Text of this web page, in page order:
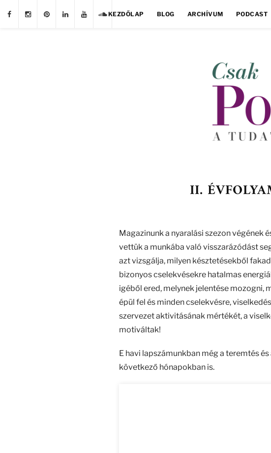
KEZDŐLAP BLOG ARCHÍVUM PODCAST
II.
Magazinunk a nyaralási szezon végének
vettük a munkába való visszarázódást
azt vizsgálja, milyen késztetésekből
bizonyos cselekvésekre hatalmas
igéből ered, melynek jelentése
épül fel és minden cselekvésre,
szervezet aktivitásának mértékét, a
motiváltak!
E havi lapszámunkban még a teremtés
következő hónapokban is.